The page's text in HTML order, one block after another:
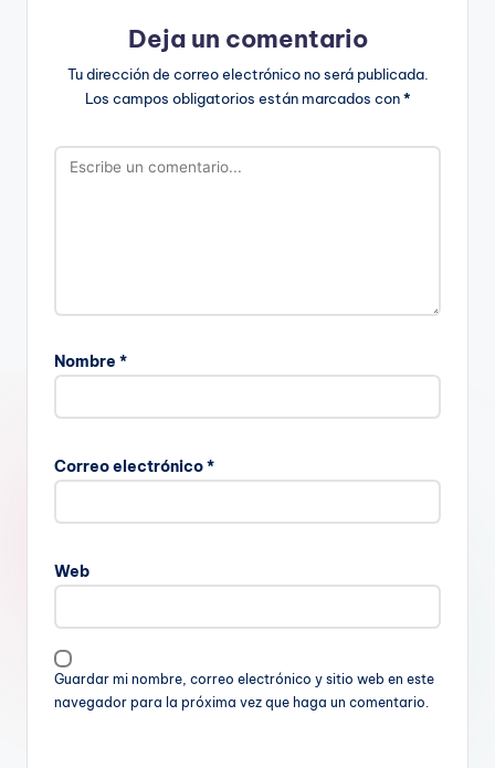
Deja un comentario
Tu dirección de correo electrónico no será publicada.
Los campos obligatorios están marcados con*
Nombre *
Correo electrónico*
Web
Guardar mi nombre, correo electrónico y sitio web en este
navegador para la próxima vez que haga un comentario.